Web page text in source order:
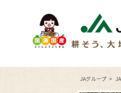
JAグループ